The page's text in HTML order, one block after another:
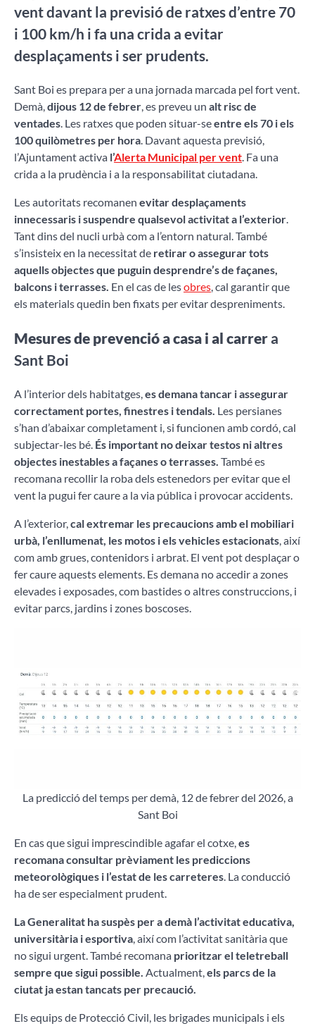
vent davant la previsió de ratxes d’entre 70
i 100 km/h i fa una crida a evitar
desplaçaments i ser prudents.
Sant Boi es prepara per a una jornada marcada pel fort vent.
Demà,dijous 12 de febrer, es preveu un alt risc de
ventades. Les ratxes que poden situar-seentre els 70 i els
100 quilòmetres per hora. Davant aquesta previsió,
l’Ajuntament activa l’Alerta Municipal per vent. Fa una
crida a la prudència i a la responsabilitat ciutadana.
Les autoritats recomanen evitar desplaçaments
innecessaris i suspendre qualsevol activitat a l’exterior.
Tant dins del nucli urbà com a l’entorn natural. També
s’insisteix en la necessitat de retirar o assegurar tots
aquells objectes que puguin desprendre’s de façanes,
balcons i terrasses. En el cas de lesobres, cal garantir que
els materials quedin ben fixats per evitar despreniments.
Mesures de prevenció a casa i al carrer a
Sant Boi
A l’interior dels habitatges,es demana tancar i assegurar
correctament portes, finestres i tendals. Les persianes
s’han d’abaixar completament i, si funcionen amb cordó, cal
subjectar-les bé. És important no deixar testos ni altres
objectes inestables a façanes o terrasses. També es
recomana recollir la roba dels estenedors per evitar que el
vent la pugui fer caure a la via pública i provocar accidents.
A l’exterior,cal extremar les precaucions amb el mobiliari
urbà, l’enllumenat, les motos i els vehicles estacionats, així
com amb grues, contenidors i arbrat. El vent pot desplaçar o
fer caure aquests elements. Es demana no accedir a zones
elevades i exposades, com bastides o altres construccions, i
evitar parcs, jardins i zones boscoses.
La predicció del temps per demà, 12 de febrer del 2026, a
Sant Boi
En cas que sigui imprescindible agafar el cotxe,es
recomana consultar prèviament les prediccions
meteorològiques i l’estat de les carreteres. La conducció
ha de ser especialment prudent.
La Generalitat ha suspès per a demà l’activitat educativa,
universitària i esportiva, així com l’activitat sanitària que
no sigui urgent. També recomana prioritzar el teletreball
sempre que sigui possible. Actualment,els parcs de la
ciutat ja estan tancats per precaució.
Els equips de Protecció Civil, les brigades municipals i els